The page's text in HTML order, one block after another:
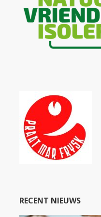
RECENT NIEUWS